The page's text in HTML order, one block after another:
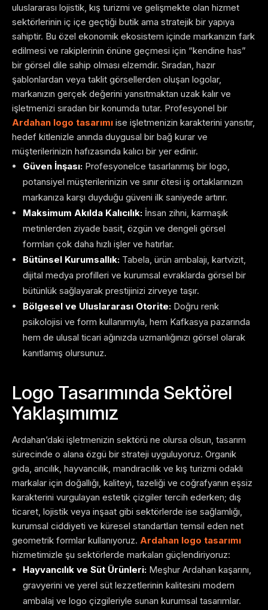
uluslararası lojistik, kış turizmi ve gelişmekte olan hizmet
sektörlerinin iç içe geçtiği butik ama stratejik bir yapıya
sahiptir. Bu özel ekonomik ekosistem içinde markanızın fark
edilmesi ve rakiplerinin önüne geçmesi için “kendine has”
bir görsel dile sahip olması elzemdir. Sıradan, hazır
şablonlardan veya taklit görsellerden oluşan logolar,
markanızın gerçek değerini yansıtmaktan uzak kalır ve
işletmenizi sıradan bir konumda tutar. Profesyonel bir
Ardahan logo tasarımı ise işletmenizin karakterini yansıtır,
hedef kitlenizle anında duygusal bir bağ kurar ve
müşterilerinizin hafızasında kalıcı bir yer edinir.
Güven İnşası: Profesyonelce tasarlanmış bir logo,
potansiyel müşterilerinizin ve sınır ötesi iş ortaklarınızın
markanıza karşı duyduğu güveni ilk saniyede artırır.
Maksimum Akılda Kalıcılık: İnsan zihni, karmaşık
metinlerden ziyade basit, özgün ve dengeli görsel
formları çok daha hızlı işler ve hatırlar.
Bütünsel Kurumsallık: Tabela, ürün ambalajı, kartvizit,
dijital medya profilleri ve kurumsal evraklarda görsel bir
bütünlük sağlayarak prestijinizi zirveye taşır.
Bölgesel ve Uluslararası Otorite: Doğru renk
psikolojisi ve form kullanımıyla, hem Kafkasya pazarında
hem de ulusal ticari ağınızda uzmanlığınızı görsel olarak
kanıtlamış olursunuz.
Logo Tasarımında Sektörel
Yaklaşımımız
Ardahan’daki işletmenizin sektörü ne olursa olsun, tasarım
sürecinde o alana özgü bir strateji uyguluyoruz. Organik
gıda, arıcılık, hayvancılık, mandıracılık ve kış turizmi odaklı
markalar için doğallığı, kaliteyi, tazeliği ve coğrafyanın eşsiz
karakterini vurgulayan estetik çizgiler tercih ederken; dış
ticaret, lojistik veya inşaat gibi sektörlerde ise sağlamlığı,
kurumsal ciddiyeti ve küresel standartları temsil eden net
geometrik formlar kullanıyoruz. Ardahan logo tasarımı
hizmetimizle şu sektörlerde markaları güçlendiriyoruz:
Hayvancılık ve Süt Ürünleri: Meşhur Ardahan kaşarını,
gravyerini ve yerel süt lezzetlerinin kalitesini modern
ambalaj ve logo çizgileriyle sunan kurumsal tasarımlar.